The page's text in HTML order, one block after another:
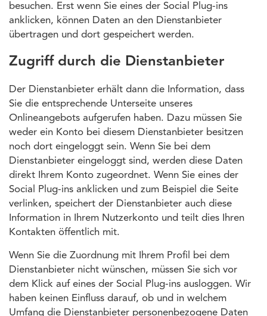
besuchen. Erst wenn Sie eines der Social Plug-ins
anklicken, können Daten an den Dienstanbieter
übertragen und dort gespeichert werden.
Zugriff durch die Dienstanbieter
Der Dienstanbieter erhält dann die Information, dass
Sie die entsprechende Unterseite unseres
Onlineangebots aufgerufen haben. Dazu müssen Sie
weder ein Konto bei diesem Dienstanbieter besitzen
noch dort eingeloggt sein. Wenn Sie bei dem
Dienstanbieter eingeloggt sind, werden diese Daten
direkt Ihrem Konto zugeordnet. Wenn Sie eines der
Social Plug-ins anklicken und zum Beispiel die Seite
verlinken, speichert der Dienstanbieter auch diese
Information in Ihrem Nutzerkonto und teilt dies Ihren
Kontakten öffentlich mit.
Wenn Sie die Zuordnung mit Ihrem Profil bei dem
Dienstanbieter nicht wünschen, müssen Sie sich vor
dem Klick auf eines der Social Plug-ins ausloggen. Wir
haben keinen Einfluss darauf, ob und in welchem
Umfang die Dienstanbieter personenbezogene Daten